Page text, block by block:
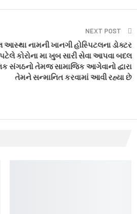
NEXT POST
નામની ખાનગી હોસ્પિટલના ડોક્ટર
કોરોના મા ખુબ સારી સેવા આપવા બદલ
સંગઠનો તેમજ સામાજિક આગેવાનો દ્વારા
તેમને સન્માનિત કરવામાં આવી રહ્યા છે